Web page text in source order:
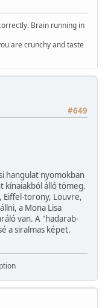
Brain running in
are crunchy and taste
#649
hangulat nyomokban
kínaiakból álló tömeg.
Eiffel-torony, Louvre,
a Mona Lisa
van. A "hadarab-
a siralmas képet.